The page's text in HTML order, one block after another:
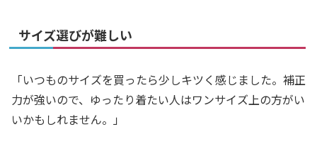
サイズ選びが難しい
「いつものサイズを買ったら少しキツく感じました。補正
力が強いので、ゆったり着たい人はワンサイズ上の方がい
いかもしれません。」